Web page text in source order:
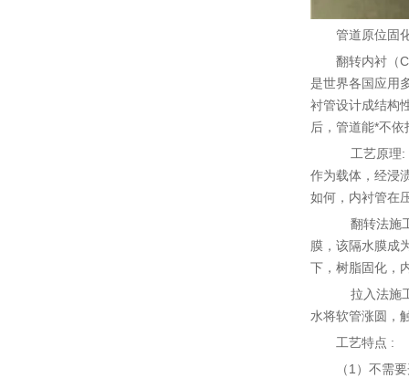
管道原位固
翻转内衬（
是世界各国应用
衬管设计成结构
后，管道能*不
工艺原理:
作为载体，经浸
如何，内衬管在
翻转法施
膜，该隔水膜成
下，树脂固化，
拉入法施
水将软管涨圆，
工艺特点 :
（1）不需